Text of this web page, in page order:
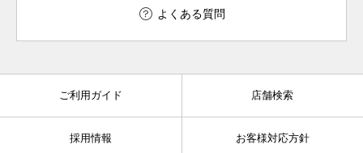
よくある質問
ご利用ガイド 店舗検索
採用情報 お客様対応方針